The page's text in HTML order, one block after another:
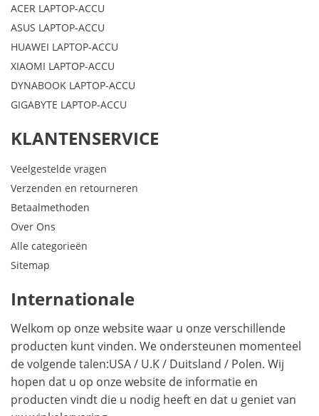
ACER LAPTOP-ACCU
ASUS LAPTOP-ACCU
HUAWEI LAPTOP-ACCU
XIAOMI LAPTOP-ACCU
DYNABOOK LAPTOP-ACCU
GIGABYTE LAPTOP-ACCU
KLANTENSERVICE
Veelgestelde vragen
Verzenden en retourneren
Betaalmethoden
Over Ons
Alle categorieën
Sitemap
Internationale
Welkom op onze website waar u onze verschillende
producten kunt vinden. We ondersteunen momenteel
de volgende talen:USA/ U.K/ Duitsland / Polen. Wij
hopen dat u op onze website de informatie en
producten vindt die u nodig heeft en dat u geniet van